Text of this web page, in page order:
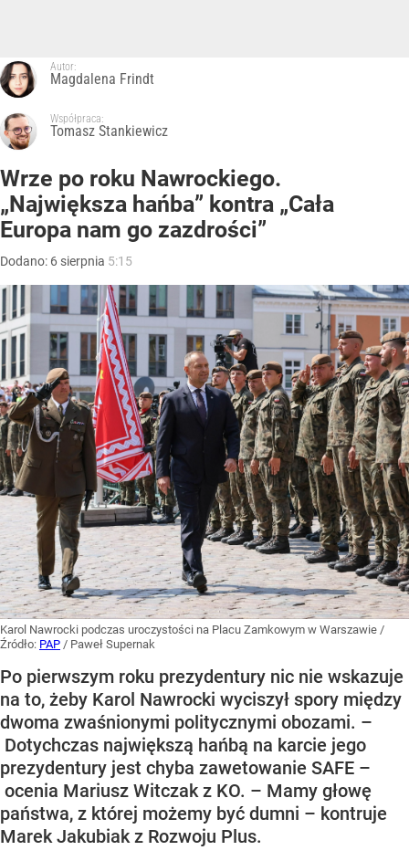
Autor:
Magdalena Frindt
Współpraca:
Tomasz Stankiewicz
Wrze po roku Nawrockiego.
„Największa hańba” kontra „Cała
Europa nam go zazdrości”
Dodano: 6 sierpnia 5:15
Karol Nawrocki podczas uroczystości na Placu Zamkowym w Warszawie /
Źródło: PAP / Paweł Supernak
Po pierwszym roku prezydentury nic nie wskazuje
na to, żeby Karol Nawrocki wyciszył spory między
dwoma zwaśnionymi politycznymi obozami. –
Dotychczas największą hańbą na karcie jego
prezydentury jest chyba zawetowanie SAFE –
ocenia Mariusz Witczak z KO. – Mamy głowę
państwa, z której możemy być dumni – kontruje
Marek Jakubiak z Rozwoju Plus.